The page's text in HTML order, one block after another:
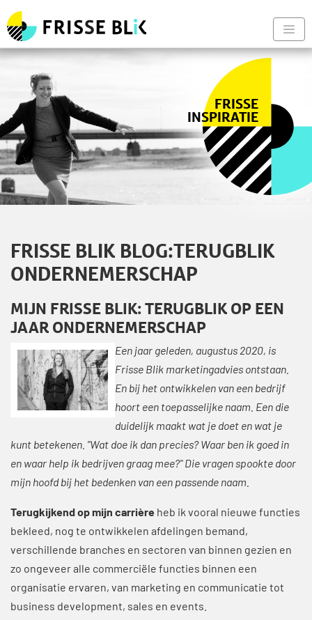
Frisse Blik - Naar de
FRISSE
INSPIRATIE
FRISSE BLIK BLOG:TERUGBLIK
ONDERNEMERSCHAP
MIJN FRISSE BLIK: TERUGBLIK OP EEN
JAAR ONDERNEMERSCHAP
Een jaar geleden, augustus 2020, is
Frisse Blik marketingadvies ontstaan.
En bij het ontwikkelen van een bedrijf
hoort een toepasselijke naam. Een die
duidelijk maakt wat je doet en wat je
kunt betekenen. "Wat doe ik dan precies? Waar ben ik goed in
en waar help ik bedrijven graag mee?" Die vragen spookte door
mijn hoofd bij het bedenken van een passende naam.
Terugkijkend op mijn carrière heb ik vooral nieuwe functies
bekleed, nog te ontwikkelen afdelingen bemand,
verschillende branches en sectoren van binnen gezien en
zo ongeveer alle commerciële functies binnen een
organisatie ervaren, van marketing en communicatie tot
business development, sales en events.